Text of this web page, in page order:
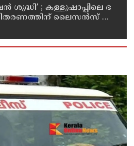
ശു​ദ്ധി’ ; ക​ള്ളു​ഷാ​പ്പി​ലെ ഭ​
ലൈ​സ​ൻ​സ് നി​